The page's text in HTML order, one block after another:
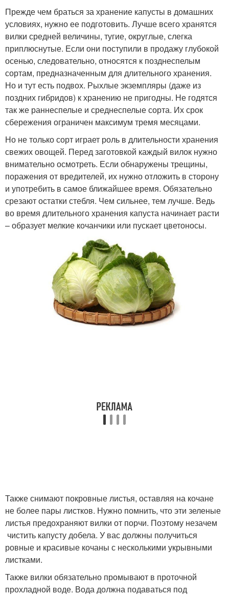
Прежде чем браться за хранение капусты в домашних
условиях, нужно ее подготовить. Лучше всего хранятся
вилки средней величины, тугие, округлые, слегка
приплюснутые. Если они поступили в продажу глубокой
осенью, следовательно, относятся к позднеспелым
сортам, предназначенным для длительного хранения.
Но и тут есть подвох. Рыхлые экземпляры (даже из
поздних гибридов) к хранению не пригодны. Не годятся
так же раннеспелые и среднеспелые сорта. Их срок
сбережения ограничен максимум тремя месяцами.
Но не только сорт играет роль в длительности хранения
свежих овощей. Перед заготовкой каждый вилок нужно
внимательно осмотреть. Если обнаружены трещины,
поражения от вредителей, их нужно отложить в сторону
и употребить в самое ближайшее время. Обязательно
срезают остатки стебля. Чем сильнее, тем лучше. Ведь
во время длительного хранения капуста начинает расти
– образует мелкие кочанчики или пускает цветоносы.
Также снимают покровные листья, оставляя на кочане
не более пары листков. Нужно помнить, что эти зеленые
листья предохраняют вилки от порчи. Поэтому незачем
чистить капусту добела. У вас должны получиться
ровные и красивые кочаны с несколькими укрывными
листками.
Также вилки обязательно промывают в проточной
прохладной воде. Вода должна подаваться под